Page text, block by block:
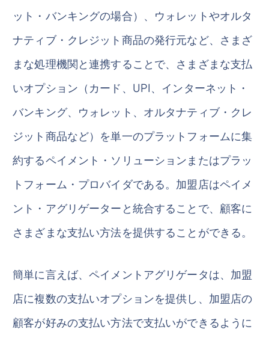
ット・バンキングの場合）、ウォレットやオルタ
ナティブ・クレジット商品の発行元など、さまざ
まな処理機関と連携することで、さまざまな支払
いオプション（カード、UPI、インターネット・
バンキング、ウォレット、オルタナティブ・クレ
ジット商品など）を単一のプラットフォームに集
約するペイメント・ソリューションまたはプラッ
トフォーム・プロバイダである。加盟店はペイメ
ント・アグリゲーターと統合することで、顧客に
さまざまな支払い方法を提供することができる。
簡単に言えば、ペイメントアグリゲータは、加盟
店に複数の支払いオプションを提供し、加盟店の
顧客が好みの支払い方法で支払いができるように